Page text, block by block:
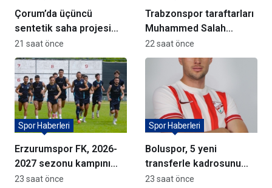
Çorum’da üçüncü
sentetik saha projesi
için söz verildi
21 saat önce
Trabzonspor taraftarları
Muhammed Salah
formalarına akın ediyor
22 saat önce
Erzurumspor FK, 2026-
2027 sezonu kampını
tamamladı
Spor Haberleri
23 saat önce
Boluspor, 5 yeni
transferle kadrosunu
güçlendirdi
Spor Haberleri
23 saat önce